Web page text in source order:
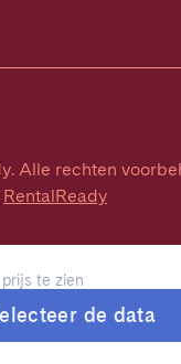
te zien
de data
. Alle rechten
RentalReady